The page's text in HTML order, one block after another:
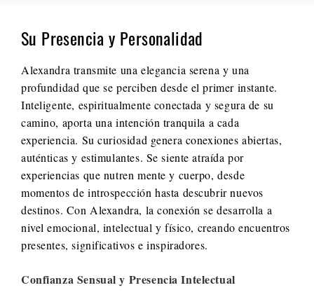
Su Presencia y Personalidad
Alexandra transmite una elegancia serena y una
profundidad que se perciben desde el primer instante.
Inteligente, espiritualmente conectada y segura de su
camino, aporta una intención tranquila a cada
experiencia. Su curiosidad genera conexiones abiertas,
auténticas y estimulantes. Se siente atraída por
experiencias que nutren mente y cuerpo, desde
momentos de introspección hasta descubrir nuevos
destinos. Con Alexandra, la conexión se desarrolla a
nivel emocional, intelectual y físico, creando encuentros
presentes, significativos e inspiradores.
Confianza Sensual y Presencia Intelectual